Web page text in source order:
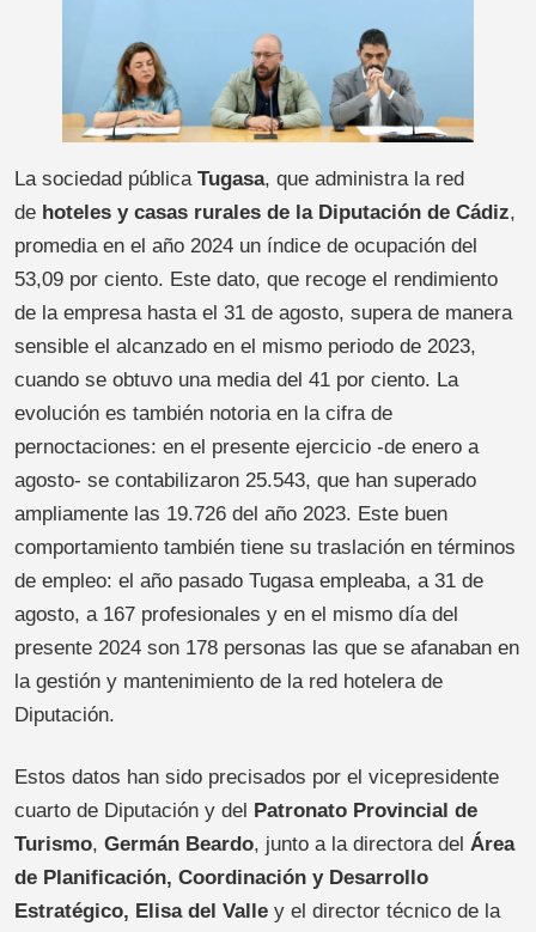
La sociedad pública Tugasa, que administra la red
de hoteles y casas rurales de la Diputación de Cádiz,
promedia en el año 2024 un índice de ocupación del
53,09 por ciento. Este dato, que recoge el rendimiento
de la empresa hasta el 31 de agosto, supera de manera
sensible el alcanzado en el mismo periodo de 2023,
cuando se obtuvo una media del 41 por ciento. La
evolución es también notoria en la cifra de
pernoctaciones: en el presente ejercicio -de enero a
agosto- se contabilizaron 25.543, que han superado
ampliamente las 19.726 del año 2023. Este buen
comportamiento también tiene su traslación en términos
de empleo: el año pasado Tugasa empleaba, a 31 de
agosto, a 167 profesionales y en el mismo día del
presente 2024 son 178 personas las que se afanaban en
la gestión y mantenimiento de la red hotelera de
Diputación.
Estos datos han sido precisados por el vicepresidente
cuarto de Diputación y del
Patronato Provincial de
Turismo, Germán Beardo, junto a la directora del Área
de Planificación, Coordinación y Desarrollo
Estratégico, Elisa del Valle y el director técnico de la